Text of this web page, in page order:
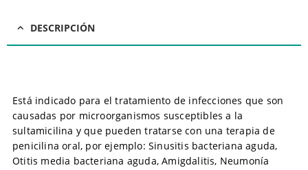
DESCRIPCIÓN
Está indicado para el tratamiento de infecciones que son
causadas por microorganismos susceptibles a la
sultamicilina y que pueden tratarse con una terapia de
penicilina oral, por ejemplo: Sinusitis bacteriana aguda,
Otitis media bacteriana aguda, Amigdalitis, Neumonía